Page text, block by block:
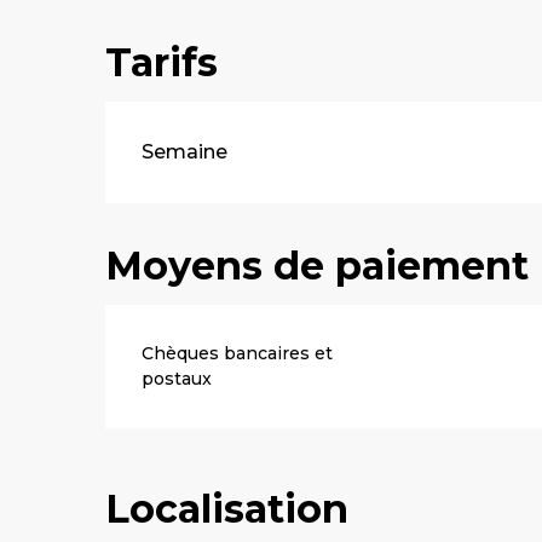
Tarifs
Tarifs 2026
Semaine
Moyens de paiement
Chèques bancaires et
postaux
Localisation